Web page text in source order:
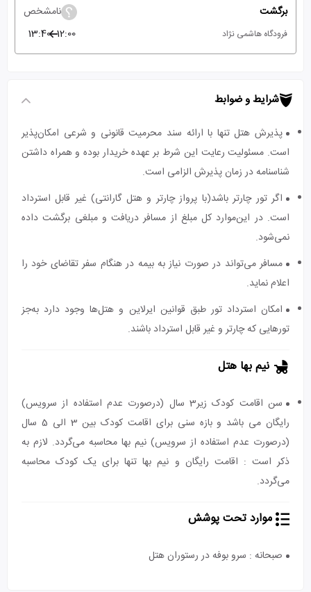
برگشت
نامشخص
فرودگاه هاشمی نژاد 12:00
13:40
شرایط و ضوابط
پذیرش هتل تنها با ارائه سند محرمیت قانونی و شرعی امکان‌پذیر
است. مسئولیت رعایت این شرط بر عهده خریدار بوده و همراه داشتن
شناسنامه در زمان پذیرش الزامی است.
اگر تور چارتر باشد(با پرواز چارتر و هتل گارانتی) غیر قابل استرداد
است. در این‌موارد کل مبلغ از مسافر دریافت و مبلغی برگشت داده
نمی‌شود.
مسافر می‌تواند در صورت نیاز به بیمه در هنگام سفر تقاضای خود را
اعلام نماید.
امکان استرداد تور طبق قوانین ایرلاین و هتل‌ها وجود دارد به‌جز
تورهایی که چارتر و غیر قابل استرداد باشند.
نیم بها هتل
سن اقامت کودک زیر3 سال (درصورت عدم استفاده از سرویس)
رایگان می باشد و بازه سنی برای اقامت کودک بین 3 الی 5 سال
(درصورت عدم استفاده از سرویس) نیم بها محاسبه می‌گردد. لازم به
ذکر است : اقامت رایگان و نیم بها تنها برای یک کودک محاسبه
می‌گردد.
موارد تحت پوشش
صبحانه : سرو بوفه در رستوران هتل